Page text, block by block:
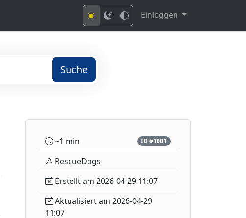
Einloggen
Suche
~1 min ID #1001
RescueDogs
Erstellt am 2026-04-29 11:07
Aktualisiert am 2026-04-29
11:07